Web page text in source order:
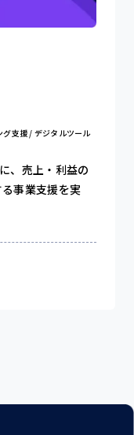
支援 / デジタルツール
、売上・利益の
事業支援を実